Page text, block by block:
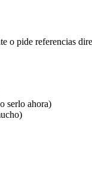
o pide referencias
serlo ahora)